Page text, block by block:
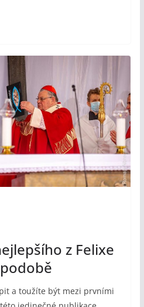
z Felixe
a toužíte být mezi prvními